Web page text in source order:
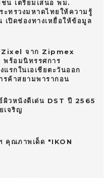
น เตรียมเสนอ พม.
ะทรวงมหาดไทยให้ความรู้
ปิดช่องทางเหยื่อให้ข้อมูล
Zixel จาก Zipmex
ร้อมนิทรรศการ
รกในเอเชียตะวันออก
รค้าสยามพารากอน
ผิวหนังดีเด่น DST ปี 2565
เจริญ
คุณภาพเด็ด "IKON